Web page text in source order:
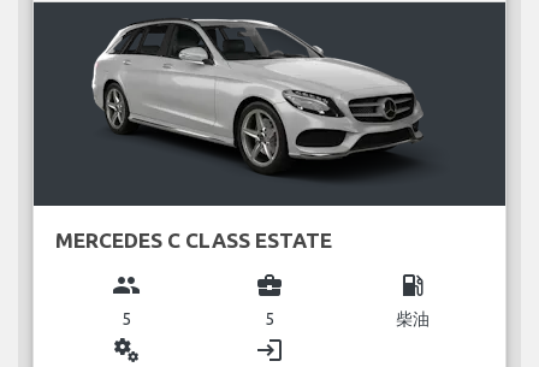
MERCEDES C CLASS ESTATE
group
5
business_center
5
local_gas_station
柴油
miscellaneous_services login